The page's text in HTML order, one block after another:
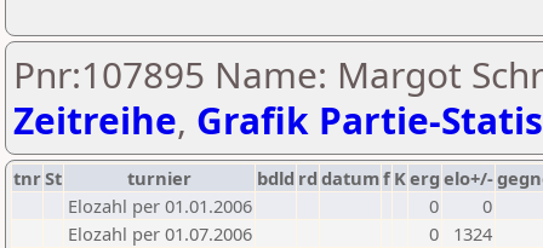
Pnr:107895 Name: Margot
Zeitreihe, Grafik Partie-
tnrSt turnier bdld rd datumf Kerg elo+/-
Elozahl per 01.01.2006
0
0
Elozahl per 01.07.2006
0
1324